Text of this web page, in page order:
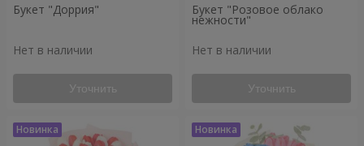
Букет "Доррия"
Нет в наличии
Уточнить
Букет "Розовое облако
нежности"
Нет в наличии
Уточнить